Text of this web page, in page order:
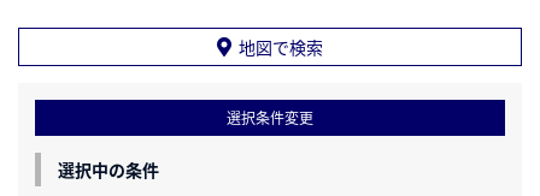
地図で検索
選択条件変更
選択中の条件